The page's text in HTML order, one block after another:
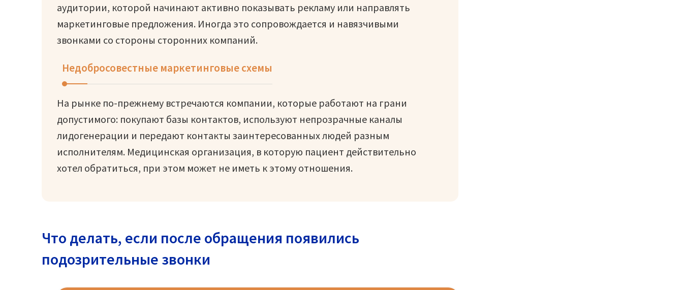
аудитории, которой начинают активно показывать рекламу или направлять
маркетинговые предложения. Иногда это сопровождается и навязчивыми
звонками со стороны сторонних компаний.
Недобросовестные маркетинговые схемы
На рынке по-прежнему встречаются компании, которые работают на грани
допустимого: покупают базы контактов, используют непрозрачные каналы
лидогенерации и передают контакты заинтересованных людей разным
исполнителям. Медицинская организация, в которую пациент действительно
хотел обратиться, при этом может не иметь к этому отношения.
Что делать, если после обращения появились
подозрительные звонки